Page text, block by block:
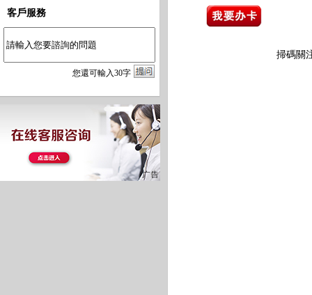
客戶服務
您還可輸入30字
掃碼關